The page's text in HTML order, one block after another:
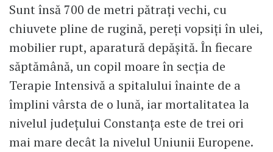
Sunt însă 700 de metri pătrați vechi, cu
chiuvete pline de rugină, pereți vopsiți în ulei,
mobilier rupt, aparatură depășită. În fiecare
săptămână, un copil moare în secția de
Terapie Intensivă a spitalului înainte de a
împlini vârsta de o lună, iar mortalitatea la
nivelul județului Constanța este de trei ori
mai mare decât la nivelul Uniunii Europene.